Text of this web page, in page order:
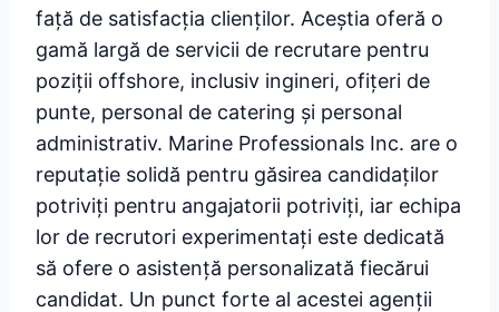
față de satisfacția clienților. Aceștia oferă o
gamă largă de servicii de recrutare pentru
poziții offshore, inclusiv ingineri, ofițeri de
punte, personal de catering și personal
administrativ. Marine Professionals Inc. are o
reputație solidă pentru găsirea candidaților
potriviți pentru angajatorii potriviți, iar echipa
lor de recrutori experimentați este dedicată
să ofere o asistență personalizată fiecărui
candidat. Un punct forte al acestei agenții